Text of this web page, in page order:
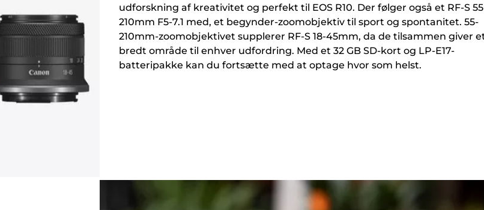
udforskning af kreativitet og perfekt til EOS R10. Der følger også et RF-S
210mm F5-7.1 med, et begynder-zoomobjektiv til sport og spontanitet. 55-
210mm-zoomobjektivet supplerer RF-S 18-45mm, da de tilsammen giver
bredt område til enhver udfordring. Med et 32 GB SD-kort og LP-E17-
batteripakke kan du fortsætte med at optage hvor som helst.